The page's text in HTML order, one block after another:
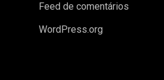
Feed de comentários
WordPress.org